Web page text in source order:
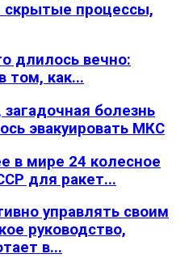
скрытые процессы,
длилось вечно:
том, как...
болезнь
эвакуировать МКС
в мире 24 колесное
для ракет...
управлять своим
руководство,
в...